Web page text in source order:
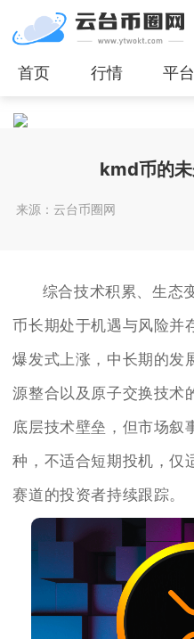
首页 行情 平台
kmd币的
来源：云台币圈网
综合技术积累、生态
币长期处于机遇与风险并
爆发式上涨，中长期的发
源整合以及原子交换技术
底层技术壁垒，但市场叙
种，不适合短期投机，仅
赛道的投资者持续跟踪。